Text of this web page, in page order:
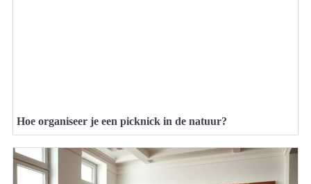
Hoe organiseer je een picknick in de natuur?